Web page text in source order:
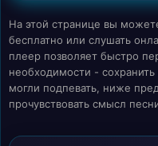
На этой странице вы
бесплатно или слушать
плеер позволяет быстро
необходимости -
могли подпевать, ниже
прочувствовать смысл